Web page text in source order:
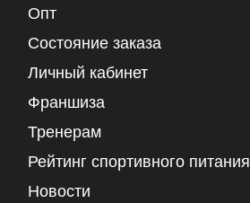
Опт
Состояние заказа
Личный кабинет
Франшиза
Тренерам
Рейтинг спортивного питания
Новости